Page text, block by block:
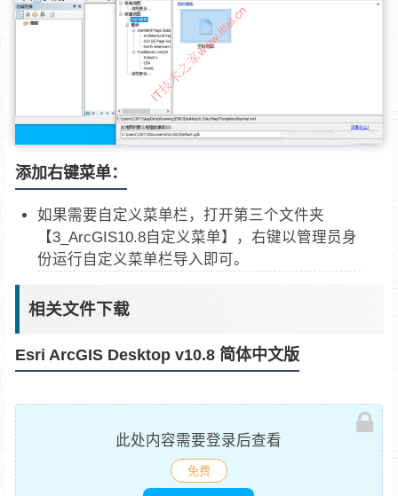
添加右键菜单：
如果需要自定义菜单栏，打开第三个文件夹
【3_ArcGIS10.8自定义菜单】，右键以管理员身
份运行自定义菜单栏导入即可。
相关文件下载
Esri ArcGIS Desktop v10.8 简体中文版
此处内容需要登录后查看
免费